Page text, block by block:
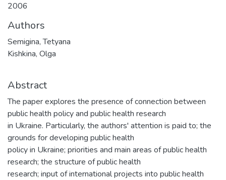
2006
Authors
Semigina, Tetyana
Kishkina, Olga
Abstract
The paper explores the presence of connection between
public health policy and public health research
in Ukraine. Particularly, the authors' attention is paid to; the
grounds for developing public health
policy in Ukraine; priorities and main areas of public health
research; the structure of public health
research; input of international projects into public health